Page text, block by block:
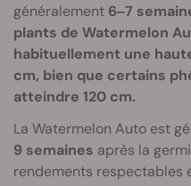
généralement 6‒7
plants de Watermelon
habituellement une
cm, bien que certains
atteindre 120 cm.
La Watermelon Auto est
9 semaines après la
rendements respectables